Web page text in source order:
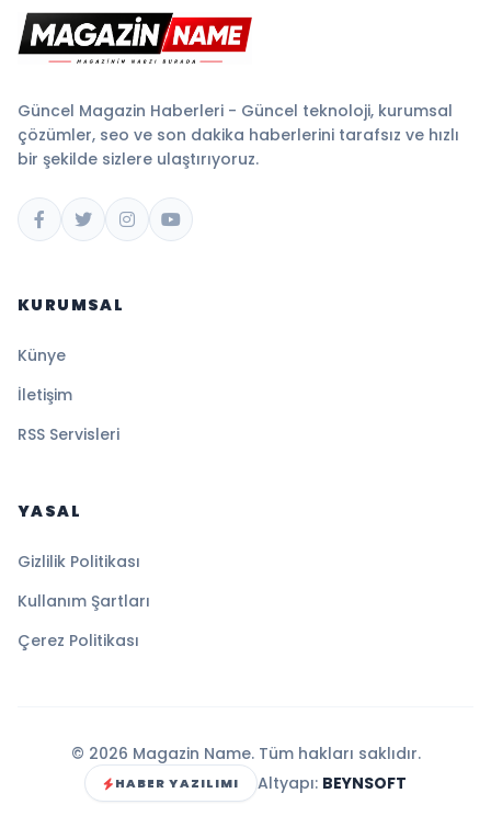
Güncel Magazin Haberleri - Güncel teknoloji, kurumsal
çözümler, seo ve son dakika haberlerini tarafsız ve hızlı
bir şekilde sizlere ulaştırıyoruz.
KURUMSAL
Künye
İletişim
RSS Servisleri
YASAL
Gizlilik Politikası
Kullanım Şartları
Çerez Politikası
© 2026 Magazin Name. Tüm hakları saklıdır.
HABER YAZILIMI Altyapı: BEYNSOFT